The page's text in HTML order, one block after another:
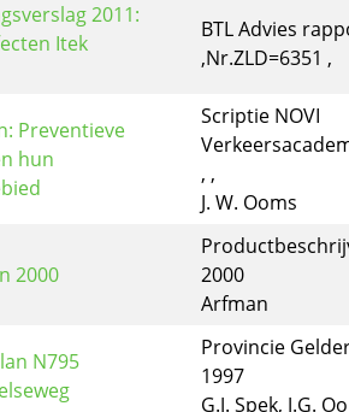
2011:
Itek
BTL Advies
,Nr.ZLD=6351 ,
Preventieve
hun
Scriptie NOVI
, ,
J. W. Ooms
2000
2000
Arfman
N795
Provincie
1997
G.J. Spek, J.G.